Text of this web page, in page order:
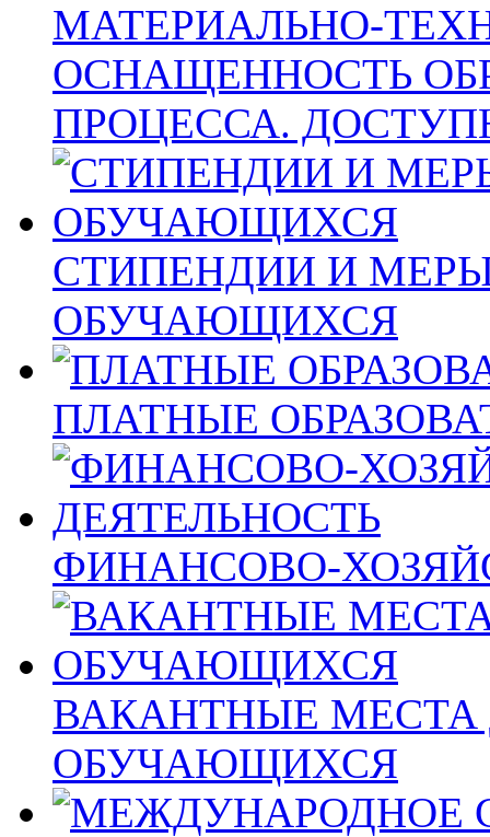
МАТЕРИАЛЬНО-
ОСНАЩЕННОСТЬ
ПРОЦЕССА.
СТИПЕНДИИ И
ОБУЧАЮЩИХСЯ
ПЛАТНЫЕ
ФИНАНСОВО-
ВАКАНТНЫЕ МЕСТА
ОБУЧАЮЩИХСЯ